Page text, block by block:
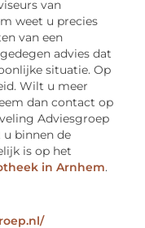
van
weet u precies
van een
advies dat
situatie. Op
Wilt u meer
dan contact op
Adviesgroep
u binnen de
is op het
in Arnhem.